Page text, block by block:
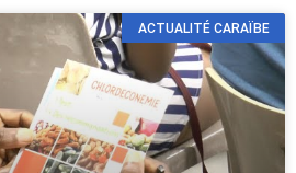
ACTUALITÉ CARAÏBE